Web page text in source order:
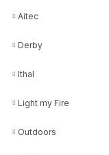
Aitec
Derby
Ithal
Light my Fire
Outdoors